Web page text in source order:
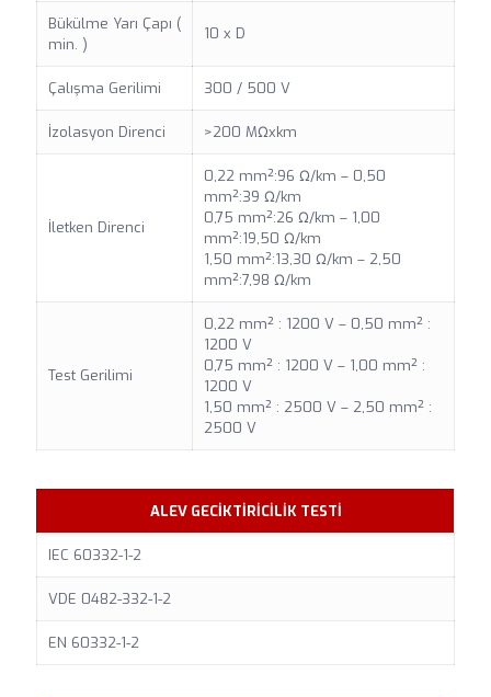
Bükülme Yarı Çapı (
min. )
10 x D
Çalışma Gerilimi 300 / 500 V
İzolasyon Direnci >200 MΩxkm
İletken Direnci
0,22 mm²:96 Ω/km – 0,50
mm²:39 Ω/km
0,75 mm²:26 Ω/km – 1,00
mm²:19,50 Ω/km
1,50 mm²:13,30 Ω/km – 2,50
mm²:7,98 Ω/km
Test Gerilimi
0,22 mm² : 1200 V – 0,50 mm² :
1200 V
0,75 mm² : 1200 V – 1,00 mm² :
1200 V
1,50 mm² : 2500 V – 2,50 mm² :
2500 V
ALEV GECİKTİRİCİLİK TESTİ
IEC 60332-1-2
VDE 0482-332-1-2
EN 60332-1-2